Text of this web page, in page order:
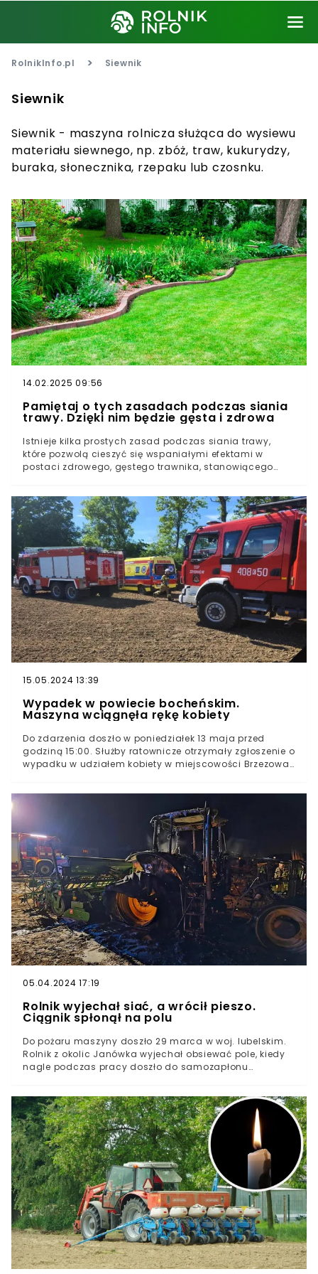
RolnikInfo.pl > Siewnik
Siewnik
Siewnik - maszyna rolnicza służąca do wysiewu
materiału siewnego, np. zbóż, traw, kukurydzy,
buraka, słonecznika, rzepaku lub czosnku.
14.02.2025 09:56
Pamiętaj o tych zasadach podczas siania
trawy. Dzięki nim będzie gęsta i zdrowa
Istnieje kilka prostych zasad podczas siania trawy,
które pozwolą cieszyć się wspaniałymi efektami w
postaci zdrowego, gęstego trawnika, stanowiącego
uzyskać najlepsze rezultaty?
15.05.2024 13:39
Wypadek w powiecie bocheńskim.
Maszyna wciągnęła rękę kobiety
Do zdarzenia doszło w poniedziałek 13 maja przed
godziną 15:00. Służby ratownicze otrzymały zgłoszenie o
wypadku w udziałem kobiety w miejscowości Brzezowa.
maszynę rolniczą. Poszkodowaną zabrano do szpitala,
jej życiu nie zagraża niebezpieczeństwo.
05.04.2024 17:19
Rolnik wyjechał siać, a wrócił pieszo.
Ciągnik spłonął na polu
Do pożaru maszyny doszło 29 marca w woj. lubelskim.
Rolnik z okolic Janówka wyjechał obsiewać pole, kiedy
nagle podczas pracy doszło do samozapłonu
traktor w takim stopniu, że naprawa może być
nieopłacalna.